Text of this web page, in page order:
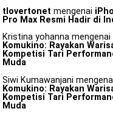
tlovertonet mengenai
Pro Max Resmi Hadir di
Kristina yohanna mengenai
Komukino: Rayakan
Kompetisi Tari
Muda
Siwi Kumawanjani
Komukino: Rayakan
Kompetisi Tari
Muda